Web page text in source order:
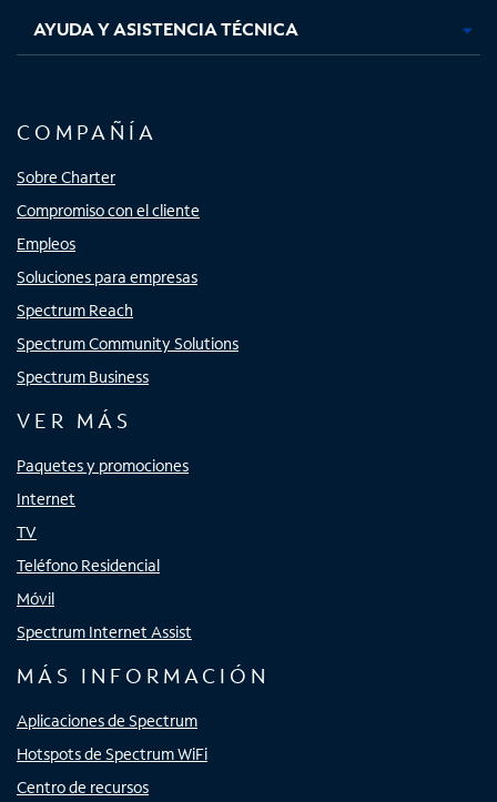
AYUDA Y ASISTENCIA TÉCNICA
COMPAÑÍA
Sobre Charter
Compromiso con el cliente
Empleos
Soluciones para empresas
Spectrum Reach
Spectrum Community Solutions
Spectrum Business
VER MÁS
Paquetes y promociones
Internet
TV
Teléfono Residencial
Móvil
Spectrum Internet Assist
MÁS INFORMACIÓN
Aplicaciones de Spectrum
Hotspots de Spectrum WiFi
Centro de recursos